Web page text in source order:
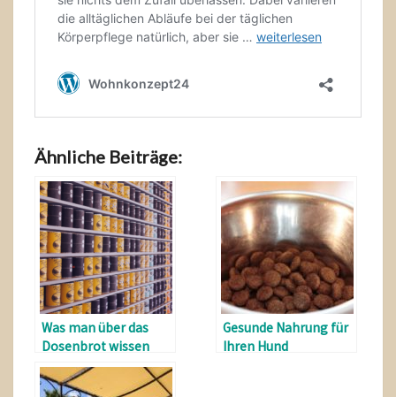
Ähnliche Beiträge:
Was man über das
Dosenbrot wissen
sollte
Gesunde Nahrung für
Ihren Hund